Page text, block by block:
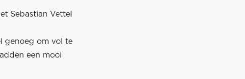
Sebastian Vettel
genoeg om vol te
een mooi